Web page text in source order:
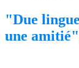
"Due
une amitié"